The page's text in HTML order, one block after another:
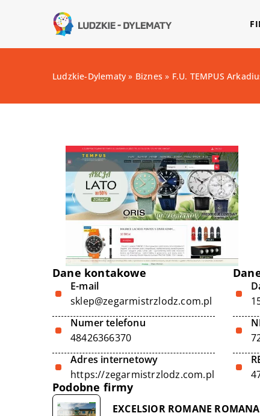
Ludzkie-Dylematy » Biznes » F.U. TEMPUS
Dane kontakowe
E-mail
sklep@zegarmistrzlodz.com.pl
Numer telefonu
48426366370
Adres internetowy
https://zegarmistrzlodz.com.pl
Podobne firmy
EXCELSIOR ROMANE